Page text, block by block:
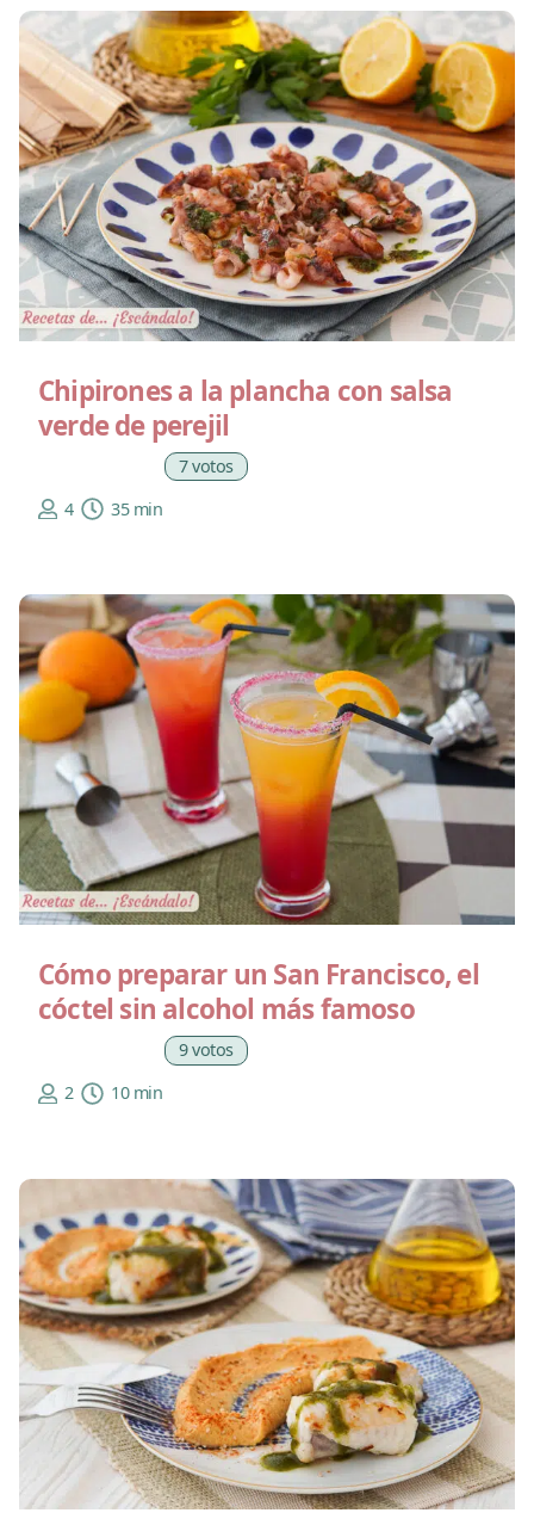
Chipirones a la plancha con salsa
verde de perejil
7 votos
4
35 min
Cómo preparar un San Francisco, el
cóctel sin alcohol más famoso
9 votos
2
10 min